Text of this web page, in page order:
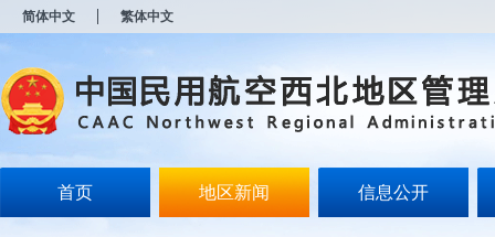
简体中文 繁体中文
首页 地区新闻 信息公开
开
无
障
说